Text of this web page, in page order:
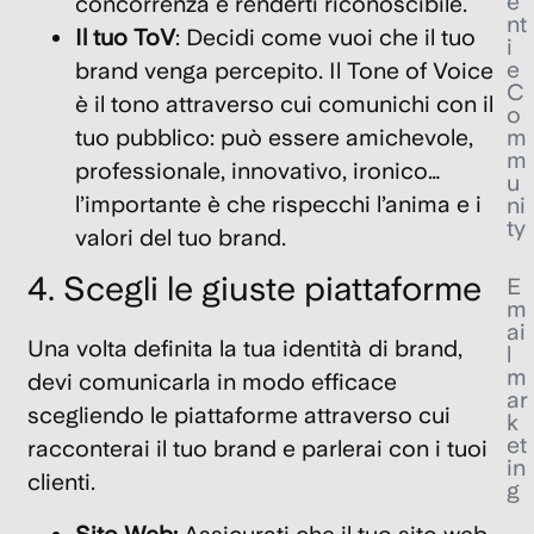
Il tuo ToV: Decidi come vuoi che il tuo
brand venga percepito. Il Tone of Voice
è il tono attraverso cui comunichi con il
tuo pubblico: può essere amichevole,
professionale, innovativo, ironico…
l’importante è che rispecchi l’anima e i
valori del tuo brand.
4. Scegli le giuste piattaforme
Una volta definita la tua identità di brand,
devi comunicarla in modo efficace
scegliendo le piattaforme attraverso cui
racconterai il tuo brand e parlerai con i tuoi
clienti.
nt
i
e
C
o
m
m
u
ni
ty
E
m
ai
l
m
ar
k
et
in
g